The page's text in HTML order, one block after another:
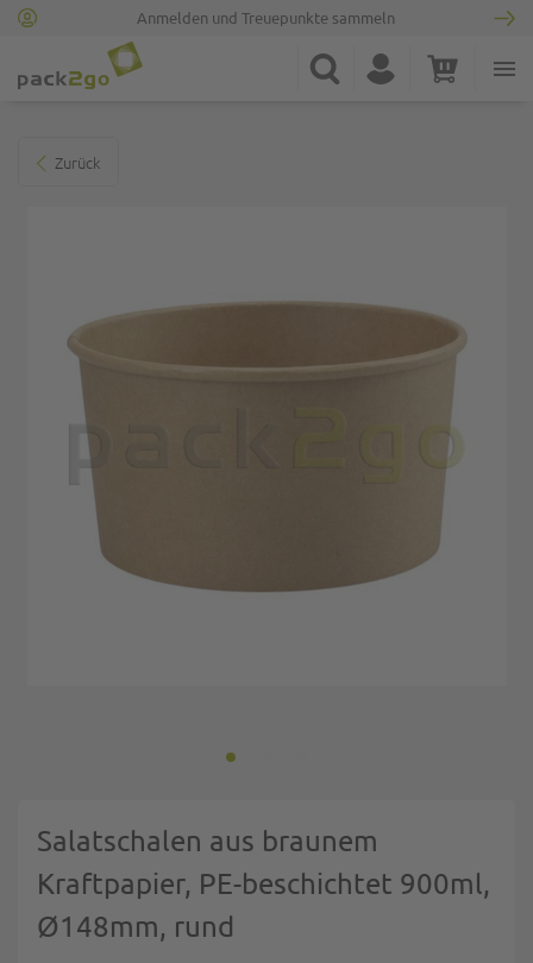
Anmelden und Treuepunkte sammeln
Suche Konto Warenkorb
Zurück
Salatschalen aus braunem
Kraftpapier, PE-beschichtet 900ml,
Ø148mm, rund